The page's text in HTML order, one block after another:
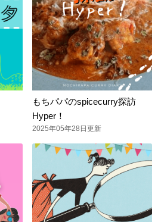
もちパパのspicecurry探訪
Hyper！
2025年05年28日更新